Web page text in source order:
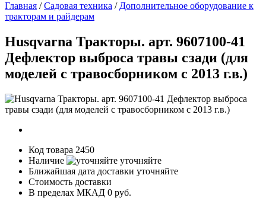
Главная /Садовая техника / Дополнительное оборудование к
тракторам и райдерам
Husqvarna Тракторы. арт. 9607100-41
Дефлектор выброса травы сзади (для
моделей с травосборником c 2013 г.в.)
Код товара 2450
Наличие
уточняйте
Ближайшая дата доставки уточняйте
Стоимость доставки
В пределах МКАД 0 руб.